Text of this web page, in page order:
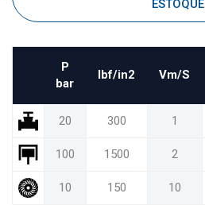
ESTOQUE
P
bar
Ibf/in2 Vm/S
20 300 1
100 1500 2
10 150 10